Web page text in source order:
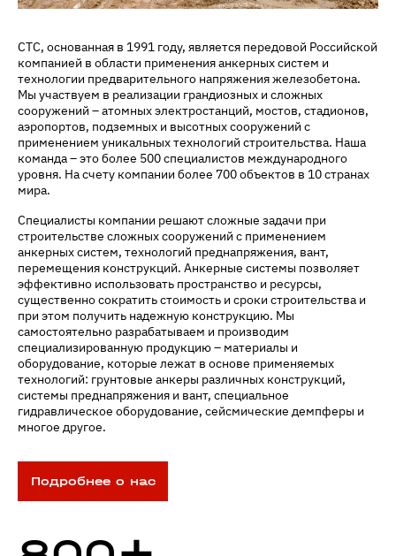
СТС, основанная в 1991 году, является передовой Российской
компанией в области применения анкерных систем и
технологии предварительного напряжения железобетона.
Мы участвуем в реализации грандиозных и сложных
сооружений – атомных электростанций, мостов, стадионов,
аэропортов, подземных и высотных сооружений с
применением уникальных технологий строительства. Наша
команда – это более 500 специалистов международного
уровня. На счету компании более 700 объектов в 10 странах
мира.
Специалисты компании решают сложные задачи при
строительстве сложных сооружений с применением
анкерных систем, технологий преднапряжения, вант,
перемещения конструкций. Анкерные системы позволяет
эффективно использовать пространство и ресурсы,
существенно сократить стоимость и сроки строительства и
при этом получить надежную конструкцию. Мы
самостоятельно разрабатываем и производим
специализированную продукцию – материалы и
оборудование, которые лежат в основе применяемых
технологий: грунтовые анкеры различных конструкций,
системы преднапряжения и вант, специальное
гидравлическое оборудование, сейсмические демпферы и
многое другое.
Подробнее о нас